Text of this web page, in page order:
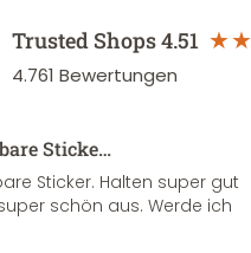
Trusted Shops4.51
4.761 Bewertungen
Sticke…
Sticker. Halten super gut
schön aus. Werde ich